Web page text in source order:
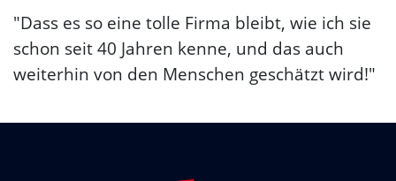
"Dass es so eine tolle Firma bleibt, wie ich sie
schon seit 40 Jahren kenne, und das auch
weiterhin von den Menschen geschätzt wird!"